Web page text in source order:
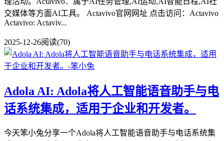
交媒体等方面AI工具。 Actavivo官网网址 点击访问：Actavivo
Actavivo: Actaviv...
2025-12-26阅读(70)
Adola AI: Adola将人工智能语音助手与电
话系统集成，适用于企业和开发者。
今天笨小兔分享一个Adola将人工智能语音助手与电话系统集